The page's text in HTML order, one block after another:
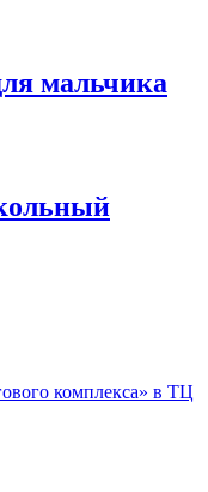
мальчика
комплекса» в ТЦ